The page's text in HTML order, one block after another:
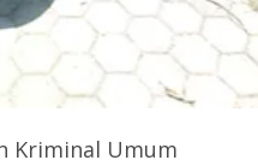
Kriminal Umum